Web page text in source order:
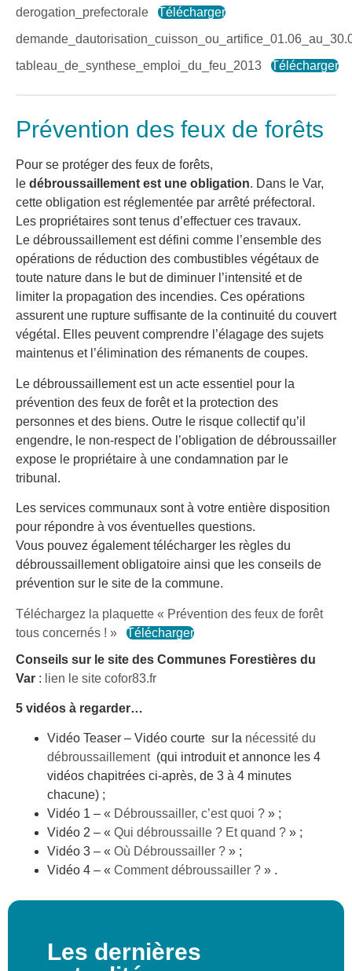
derogation_prefectorale
Télécharger
tableau_de_synthese_emploi_du_feu_2013
Télécharger
Prévention des feux de forêts
Pour se protéger des feux de forêts,
le débroussaillement est une obligation. Dans le Var,
cette obligation est réglementée par arrêté préfectoral.
Les propriétaires sont tenus d’effectuer ces travaux.
Le débroussaillement est défini comme l’ensemble des
opérations de réduction des combustibles végétaux de
toute nature dans le but de diminuer l’intensité et de
limiter la propagation des incendies. Ces opérations
assurent une rupture suffisante de la continuité du couvert
végétal. Elles peuvent comprendre l’élagage des sujets
maintenus et l’élimination des rémanents de coupes.
Le débroussaillement est un acte essentiel pour la
prévention des feux de forêt et la protection des
personnes et des biens. Outre le risque collectif qu’il
engendre, le non-respect de l’obligation de débroussailler
expose le propriétaire à une condamnation par le
tribunal.
Les services communaux sont à votre entière disposition
pour répondre à vos éventuelles questions.
Vous pouvez également télécharger les règles du
débroussaillement obligatoire ainsi que les conseils de
prévention sur le site de la commune.
​Téléchargez la plaquette « Prévention des feux de forêt
tous concernés ! »
Télécharger
Conseils sur le site des Communes Forestières du
Var : lien le site cofor83.fr
5 vidéos à regarder…
Vidéo Teaser – Vidéo courte sur la nécessité du
débroussaillement(qui introduit et annonce les 4
vidéos chapitrées ci-après, de 3 à 4 minutes
chacune) ;
Vidéo 1 – « Débroussailler, c’est quoi ? » ;
Vidéo 2 – « Qui débroussaille ? Et quand ? » ;
Vidéo 3 – « Où Débroussailler ? » ;
Vidéo 4 – « Comment débroussailler ? » .
Les dernières